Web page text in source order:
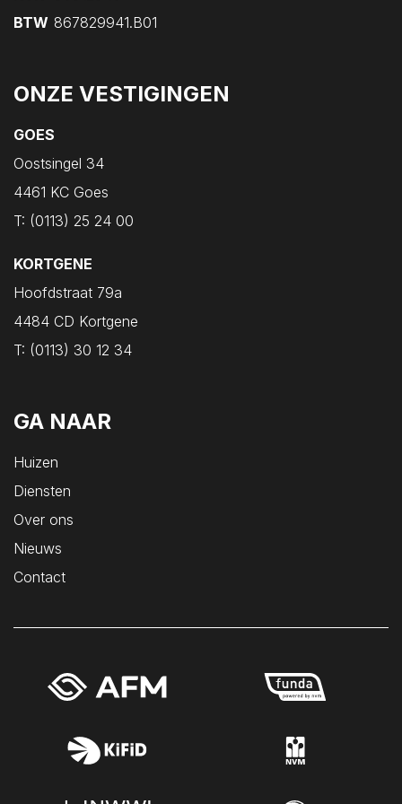
BTW 867829941.B01
ONZE VESTIGINGEN
GOES
Oostsingel 34
4461 KC Goes
T: (0113) 25 24 00
KORTGENE
Hoofdstraat 79a
4484 CD Kortgene
T: (0113) 30 12 34
GA NAAR
Huizen
Diensten
Over ons
Nieuws
Contact
Ouwerkerk
Ovezande
Poortvliet
Renesse
Rilland
Scharendijke
Scherpenisse
Schore
Serooskerke
Sint Philipsland
Sint-Maartensdijk
Sirjansland
Stavenisse
Tholen
Veere
Waarde
Wemeldinge
Wilhelminadorp